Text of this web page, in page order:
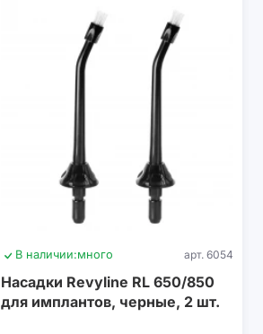
В наличии:много арт. 6054
Насадки Revyline RL 650/850
для имплантов, черные, 2 шт.